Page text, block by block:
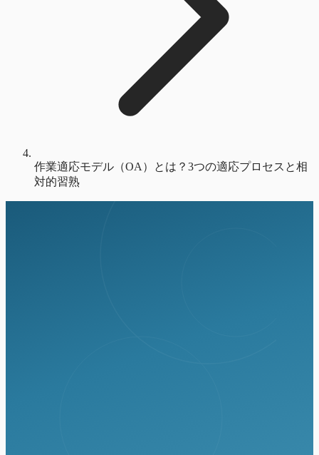
作業適応モデル（OA）とは？3つの適応プロセスと相
対的習熟